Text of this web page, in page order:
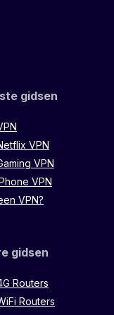
gidsen
VPN
VPN
VPN
VPN?
gidsen
Routers
Routers